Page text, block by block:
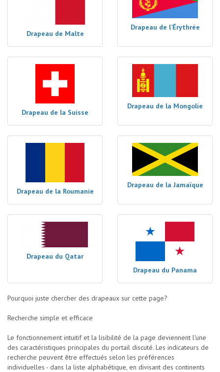
Drapeau de Malte
Drapeau de l’Érythrée
Drapeau de la Suisse
Drapeau de la Mongolie
Drapeau de la Roumanie
Drapeau de la Jamaïque
Drapeau du Qatar
Drapeau du Panama
Pourquoi juste chercher des drapeaux sur cette page?
Recherche simple et efficace
Le fonctionnement intuitif et la lisibilité de la page deviennent l'une
des caractéristiques principales du portail discuté. Les indicateurs de
recherche peuvent être effectués selon les préférences
individuelles - dans la liste alphabétique, en divisant des continents